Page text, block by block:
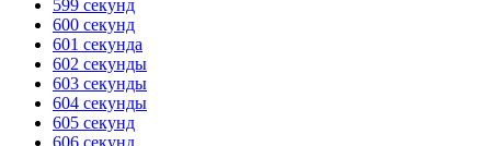
HANDY TIMERS
599 секунд
600 секунд
601 секунда
602 секунды
603 секунды
604 секунды
605 секунд